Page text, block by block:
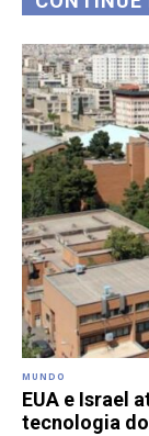
MUNDO
EUA e Israel
tecnologia